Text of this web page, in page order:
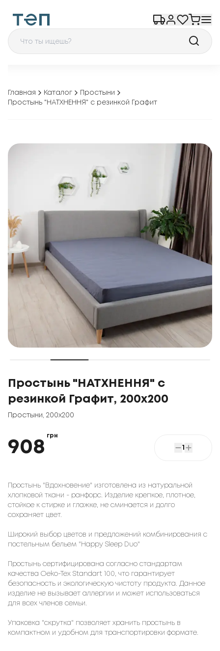
Главная Каталог
Простыни
Простынь "НАТХНЕННЯ" с резинкой Графит
Простынь "НАТХНЕННЯ" с
резинкой Графит, 200x200
Простыни 200x200
908
грн
1
Простынь "Вдохновение" изготовлена из натуральной
хлопковой ткани - ранфорс. Изделие крепкое, плотное,
стойкое к стирке и глажке, не сминается и долго
сохраняет цвет.
Широкий выбор цветов и предложений комбинирования с
постельным бельем "Happy Sleep Duo"
Простынь сертифицирована согласно стандартам
качества Oeko-Tex Standart 100, что гарантирует
безопасность и экологическую чистоту продукта. Данное
изделие не вызывает аллергии и может использоваться
для всех членов семьи.
Упаковка "скрутка" позволяет хранить простынь в
компактном и удобном для транспортировки формате.